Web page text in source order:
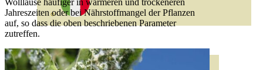
Wollläuse häufiger in wärmeren und trockeneren
Jahreszeiten oder bei Nährstoffmangel der Pflanzen
auf, so dass die oben beschriebenen Parameter
zutreffen.